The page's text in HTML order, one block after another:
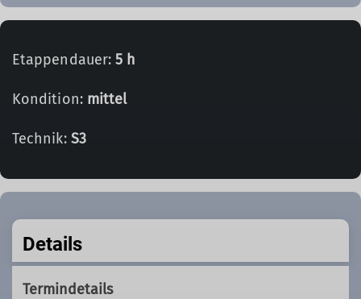
Etappendauer:5 h
Kondition: mittel
Technik: S3
Details
Termindetails